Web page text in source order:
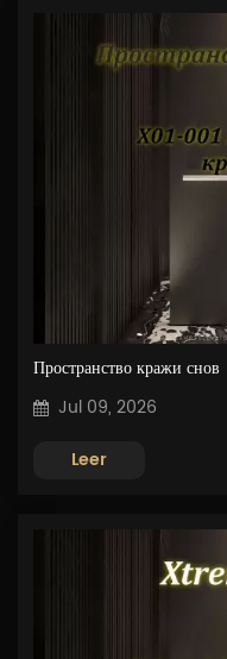
Пространство кражи снов
Jul 09, 2026
Leer